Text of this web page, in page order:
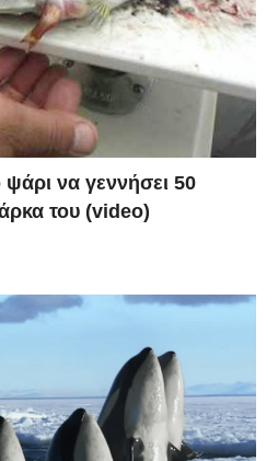
να γεννήσει 50
του (video)